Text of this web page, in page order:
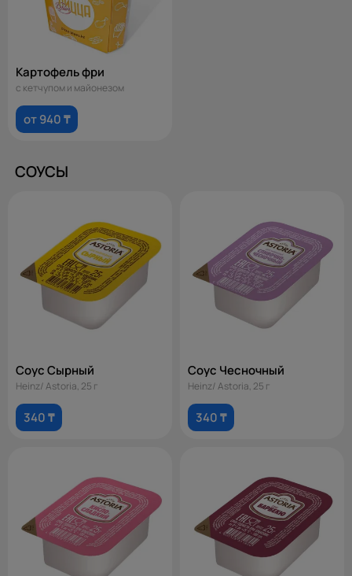
Картофель фри
с кетчупом и майонезом
от 940 ₸
СОУСЫ
Соус Сырный
Heinz/ Astoria, 25 г
340 ₸
Соус Чесночный
Heinz/ Astoria, 25 г
340 ₸